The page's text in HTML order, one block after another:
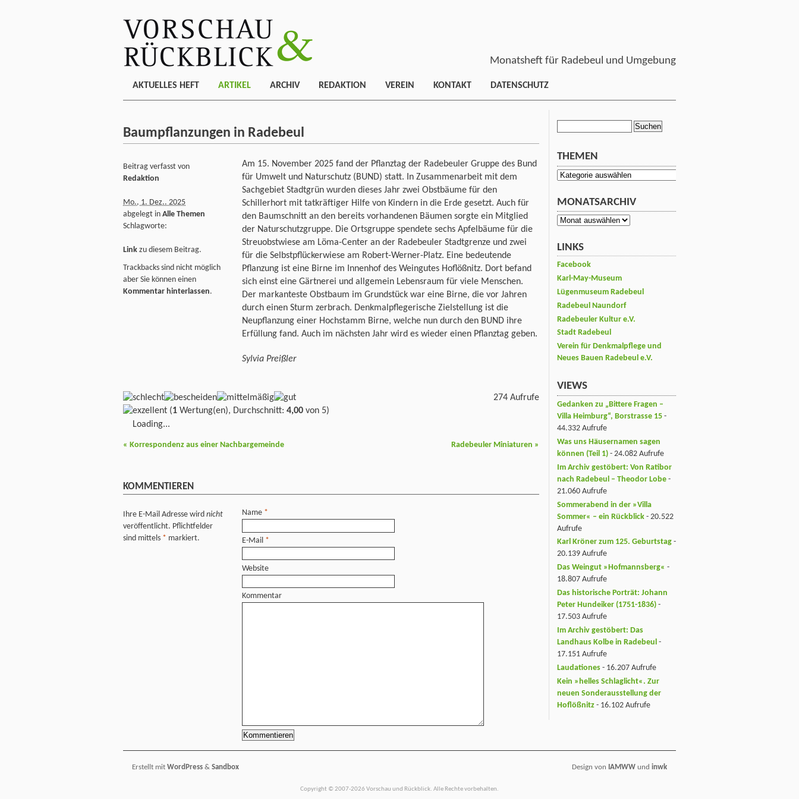
Monatsheft für Radebeul und Umgebung
AKTUELLES HEFT ARTIKEL ARCHIV REDAKTION VEREIN KONTAKT DATENSCHUTZ
Baumpflanzungen in Radebeul
Am 15. November 2025 fand der Pflanztag der Radebeuler Gruppe des Bund
für Umwelt und Naturschutz (BUND) statt. In Zusammenarbeit mit dem
Sachgebiet Stadtgrün wurden dieses Jahr zwei Obstbäume für den
Schillerhort mit tatkräftiger Hilfe von Kindern in die Erde gesetzt. Auch für
den Baumschnitt an den bereits vorhandenen Bäumen sorgte ein Mitglied
der Naturschutzgruppe. Die Ortsgruppe spendete sechs Apfelbäume für die
Streuobstwiese am Löma-Center an der Radebeuler Stadtgrenze und zwei
für die Selbstpflückerwiese am Robert-Werner-Platz. Eine bedeutende
Pflanzung ist eine Birne im Innenhof des Weingutes Hoflößnitz. Dort befand
sich einst eine Gärtnerei und allgemein Lebensraum für viele Menschen.
Der markanteste Obstbaum im Grundstück war eine Birne, die vor Jahren
durch einen Sturm zerbrach. Denkmalpflegerische Zielstellung ist die
Neupflanzung einer Hochstamm Birne, welche nun durch den BUND ihre
Erfüllung fand. Auch im nächsten Jahr wird es wieder einen Pflanztag geben.
Sylvia Preißler
Beitrag verfasst von
Redaktion
Mo., 1. Dez.. 2025
abgelegt in Alle Themen
Schlagworte:
Link zu diesem Beitrag.
Trackbacks sind nicht möglich
aber Sie können einen
Kommentar hinterlassen.
(1 Wertung(en), Durchschnitt: 4,00 von 5)
Loading...
274 Aufrufe
« Korrespondenz aus einer Nachbargemeinde Radebeuler Miniaturen »
KOMMENTIEREN
Ihre E-Mail Adresse wird nicht
veröffentlicht. Pflichtfelder
sind mittels * markiert.
Name *
E-Mail *
Website
Kommentar
THEMEN
Themen
MONATSARCHIV
Monatsarchiv
LINKS
Facebook
Karl-May-Museum
Lügenmuseum Radebeul
Radebeul Naundorf
Radebeuler Kultur e.V.
Stadt Radebeul
Verein für Denkmalpflege und
Neues Bauen Radebeul e.V.
VIEWS
Gedanken zu „Bittere Fragen –
Villa Heimburg“, Borstrasse 15 -
44.332 Aufrufe
Was uns Häusernamen sagen
können (Teil 1) - 24.082 Aufrufe
Im Archiv gestöbert: Von Ratibor
nach Radebeul – Theodor Lobe -
21.060 Aufrufe
Sommerabend in der »Villa
Sommer« – ein Rückblick - 20.522
Aufrufe
Karl Kröner zum 125. Geburtstag -
20.139 Aufrufe
Das Weingut »Hofmannsberg« -
18.807 Aufrufe
Das historische Porträt: Johann
Peter Hundeiker (1751-1836) -
17.503 Aufrufe
Im Archiv gestöbert: Das
Landhaus Kolbe in Radebeul -
17.151 Aufrufe
Laudationes - 16.207 Aufrufe
Kein »helles Schlaglicht«. Zur
neuen Sonderausstellung der
Hoflößnitz - 16.102 Aufrufe
Erstellt mit WordPress & Sandbox Design von IAMWW und inwk
Copyright © 2007-2026 Vorschau und Rückblick. Alle Rechte vorbehalten.